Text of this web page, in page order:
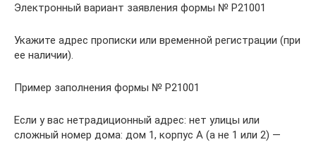
Электронный вариант заявления формы № Р21001
Укажите адрес прописки или временной регистрации (при
ее наличии).
Пример заполнения формы № Р21001
Если у вас нетрадиционный адрес: нет улицы или
сложный номер дома: дом 1, корпус А (а не 1 или 2) —